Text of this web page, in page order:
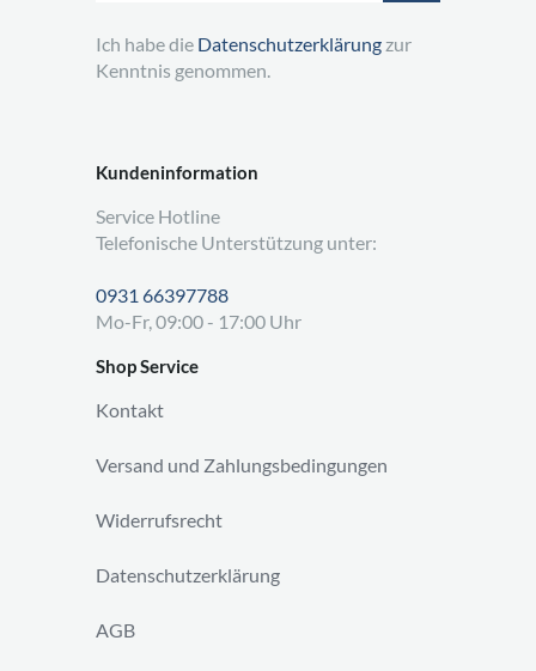
Kundeninformation
Service Hotline
Telefonische Unterstützung unter:
0931 66397788
Mo-Fr, 09:00 - 17:00 Uhr
Shop Service
Kontakt
Versand und Zahlungsbedingungen
Widerrufsrecht
Datenschutzerklärung
AGB
Ich habe die Datenschutzerklärung zur
Kenntnis genommen.